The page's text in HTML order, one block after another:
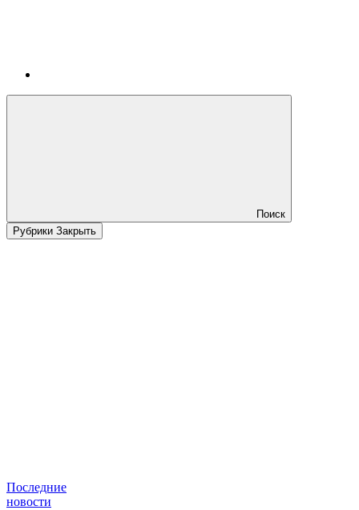
Поиск
Рубрики Закрыть
Последние
новости